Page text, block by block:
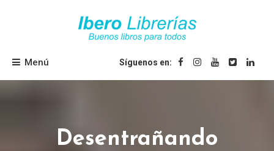
Ibero Librerías
Menú Síguenos en:
Desentrañando